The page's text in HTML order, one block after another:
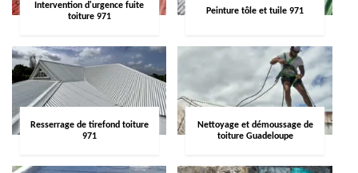
Intervention d'urgence fuite
toiture 971
Peinture tôle et tuile 971
Resserrage de tirefond toiture
971
Nettoyage et démoussage de
toiture Guadeloupe